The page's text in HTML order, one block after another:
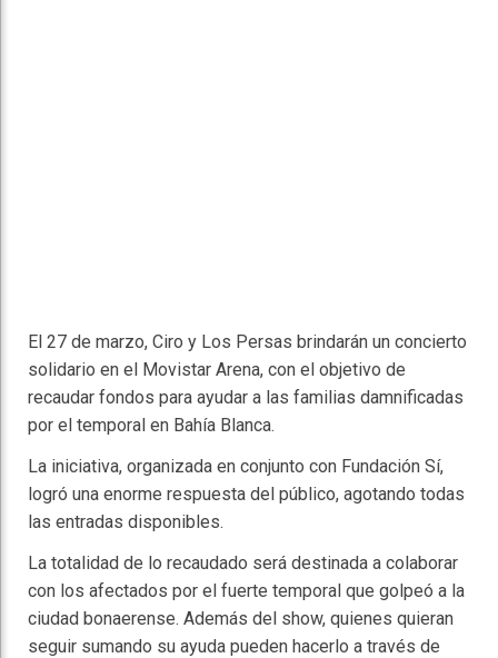
El 27 de marzo, Ciro y Los Persas brindarán un concierto
solidario en el Movistar Arena, con el objetivo de
recaudar fondos para ayudar a las familias damnificadas
por el temporal en Bahía Blanca.
La iniciativa, organizada en conjunto con Fundación Sí,
logró una enorme respuesta del público, agotando todas
las entradas disponibles.
La totalidad de lo recaudado será destinada a colaborar
con los afectados por el fuerte temporal que golpeó a la
ciudad bonaerense. Además del show, quienes quieran
seguir sumando su ayuda pueden hacerlo a través de